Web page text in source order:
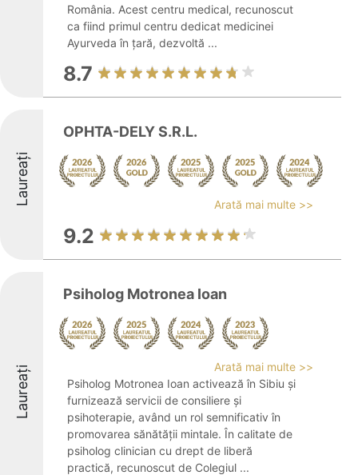
România. Acest centru medical, recunoscut
ca fiind primul centru dedicat medicinei
Ayurveda în ţară, dezvoltă ...
8.7
Laureați
OPHTA-DELY S.R.L.
Arată mai multe >>
9.2
Laureați
Psiholog Motronea Ioan
Arată mai multe >>
Psiholog Motronea Ioan activează în Sibiu și
furnizează servicii de consiliere și
psihoterapie, având un rol semnificativ în
promovarea sănătății mintale. În calitate de
psiholog clinician cu drept de liberă
practică, recunoscut de Colegiul ...